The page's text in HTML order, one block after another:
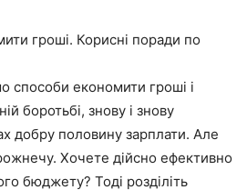
гроші. Корисні поради по
способи економити гроші і
боротьбі, знову і знову
добру половину зарплати. Але
Хочете дійсно ефективно
бюджету? Тоді розділіть